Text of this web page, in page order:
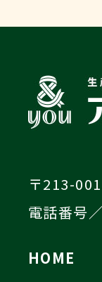
〒213-
電話番号
HOME